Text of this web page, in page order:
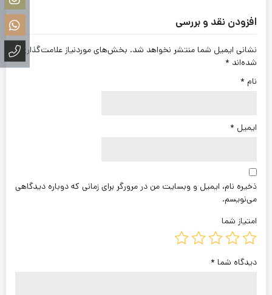
افزودن نقد و بررسی
نشانی ایمیل شما منتشر نخواهد شد. بخش‌های موردنیاز علامت‌گذاری
شده‌اند *
نام *
ایمیل *
ذخیره نام، ایمیل و وبسایت من در مرورگر برای زمانی که دوباره دیدگاهی
می‌نویسم.
امتیاز شما
دیدگاه شما *